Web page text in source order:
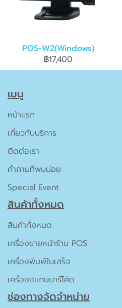
POS-W2(Windows)
฿17,400
เมนู
หน้าแรก
เกี่ยวกับบริการ
ติดต่อเรา
คำถามที่พบบ่อย
Special Event
สินค้าทั้งหมด
สินค้าทั้งหมด
เครื่องขายหน้าร้าน POS
เครื่องพิมพ์ใบเสร็จ
เครื่องสแกนบาร์โค้ด
ช่องทางจัดจำหน่าย